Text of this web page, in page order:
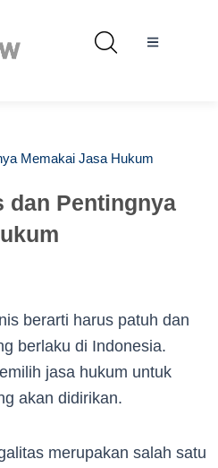
Memakai Jasa Hukum
dan Pentingnya
berarti harus patuh dan
berlaku di Indonesia.
jasa hukum untuk
akan didirikan.
merupakan salah satu